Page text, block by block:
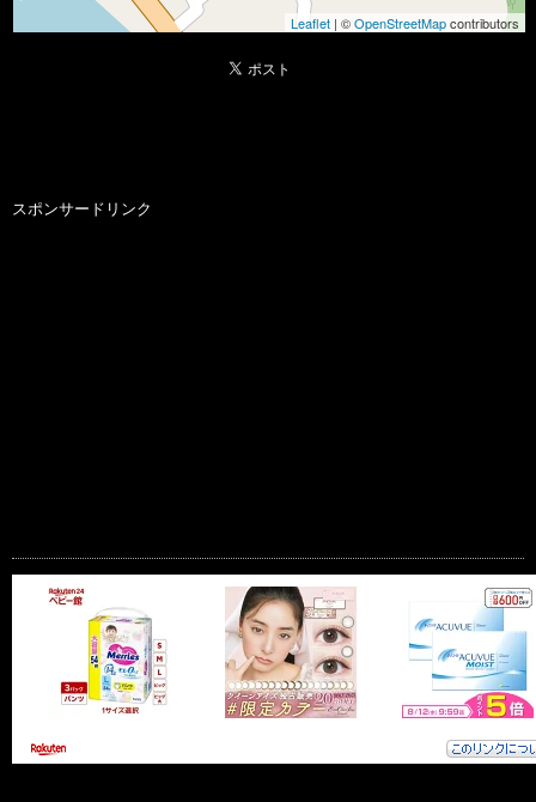
Leaflet | ©OpenStreetMapcontributors
スポンサードリンク